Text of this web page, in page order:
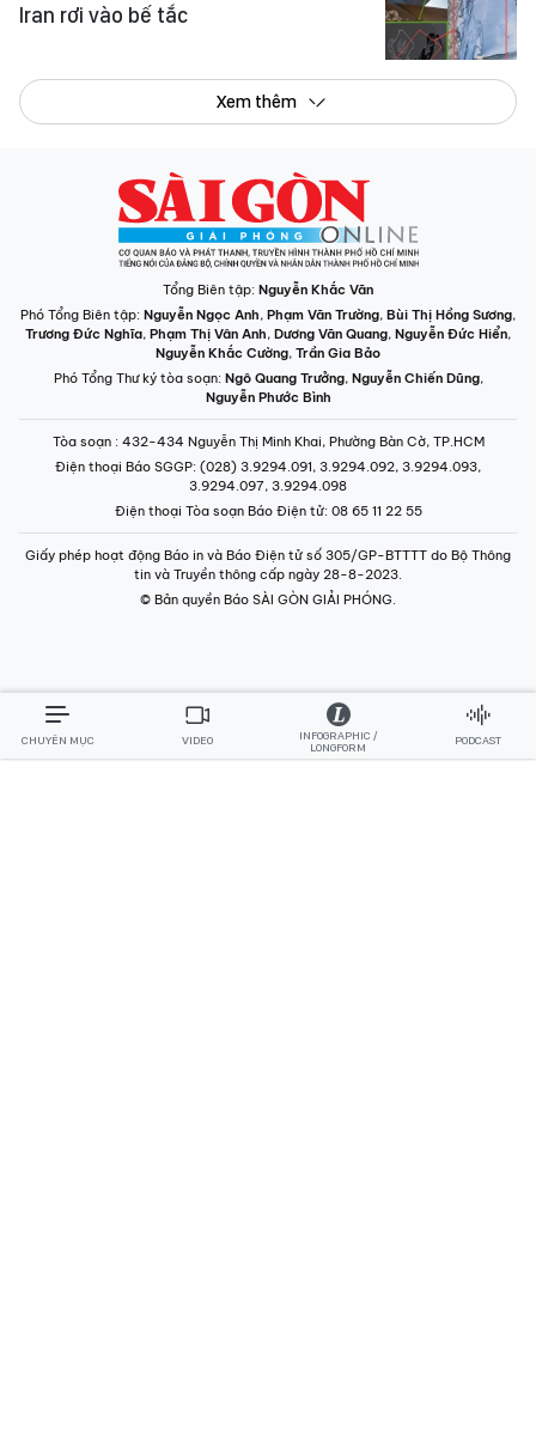
Iran rơi vào bế tắc
Xem thêm
Tổng Biên tập: Nguyễn Khắc Văn
Phó Tổng Biên tập: Nguyễn Ngọc Anh, Phạm Văn Trường, Bùi Thị Hồng Sương,
Trương Đức Nghĩa, Phạm Thị Vân Anh, Dương Văn Quang, Nguyễn Đức Hiển,
Nguyễn Khắc Cường, Trần Gia Bảo
Phó Tổng Thư ký tòa soạn: Ngô Quang Trưởng, Nguyễn Chiến Dũng,
Nguyễn Phước Bình
Tòa soạn : 432-434 Nguyễn Thị Minh Khai, Phường Bàn Cờ, TP.HCM
Điện thoại Báo SGGP: (028) 3.9294.091, 3.9294.092, 3.9294.093,
3.9294.097, 3.9294.098
Điện thoại Tòa soạn Báo Điện tử: 08 65 11 22 55
Giấy phép hoạt động Báo in và Báo Điện tử số 305/GP-BTTTT do Bộ Thông
tin và Truyền thông cấp ngày 28-8-2023.
© Bản quyền Báo SÀI GÒN GIẢI PHÓNG.
CHUYÊN MỤC VIDEO
INFOGRAPHIC /
LONGFORM
PODCAST